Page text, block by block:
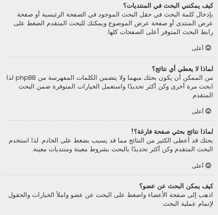
كيف يمكنني البحث في المنتديات؟
بإدخال كلمة البحث في حقل البحث الموجود في الصفحة الرئيسية أو صفحة
عرض المنتدى أو صفحة عرض الموضوع ويمكنك للبحث المتقدم الضغط على
رابط البحث المتوفر أعلى الصفحات كلها.
أعلى
لماذا لا يعطي أي نتائج؟
من الممكن أن يكون بحثك مبهما ولا يتضمن الكلمات المفهرسة من phpBB لذا
ابحث مرة أخرى وكن أكثر تحديدًا واستعمل الخيارات المتوفرة ضمن البحث
المتقدم.
أعلى
لماذا نتائج بحثي صفحة فارغة؟!
بحثك قد أعطى الكثير من النتائج مما قد يسبب بضغط على الخادم. لذا استخدم
البحث المتقدم وكن أكثر تحديدًا بالبحث بشروط معينة ومنتديات معينة.
أعلى
كيف يمكن البحث عن عضو؟
اذهب إلى صفحة الأعضاء واضغط على البحث عن عضو واملأ الخيارات والحقول
لإتمام عملية البحث.